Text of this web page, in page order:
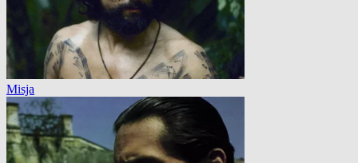
Misja